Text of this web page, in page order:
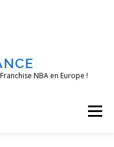
NBA en Europe !
Menu